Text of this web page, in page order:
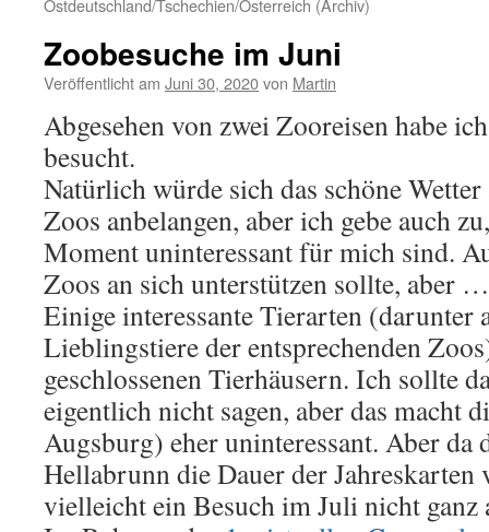
Ostdeutschland/Tschechien/Österreich (Archiv)
Zoobesuche im Juni
Veröffentlicht am Juni 30, 2020von Martin
Abgesehen von zwei Zooreisen habe
besucht.
Natürlich würde sich das schöne
Zoos anbelangen, aber ich gebe auch
Moment uninteressant für mich sind.
Zoos an sich unterstützen sollte, aber …
Einige interessante Tierarten (darunter
Lieblingstiere der entsprechenden
geschlossenen Tierhäusern. Ich sollte
eigentlich nicht sagen, aber das macht
Augsburg) eher uninteressant. Aber da
Hellabrunn die Dauer der Jahreskarten
vielleicht ein Besuch im Juli nicht